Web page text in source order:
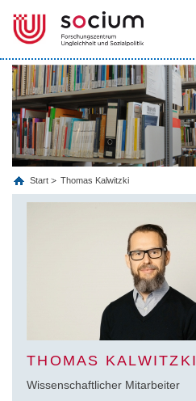
Start Thomas Kalwitzki
THOMAS KALWITZKI
Wissenschaftlicher Mitarbeiter